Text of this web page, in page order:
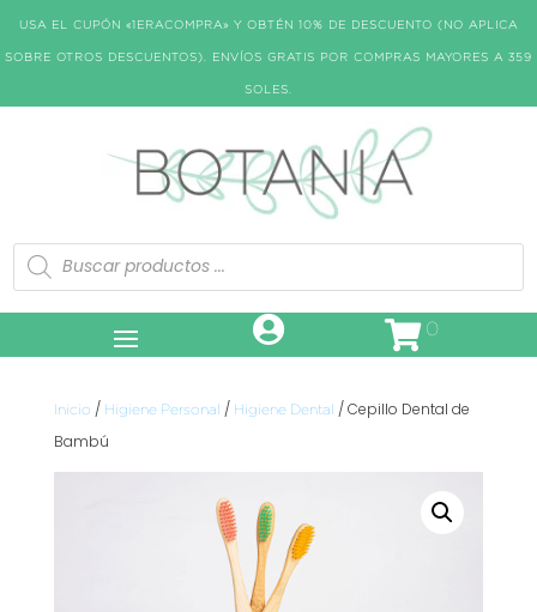
USA EL CUPÓN «1ERACOMPRA» Y OBTÉN 10% DE DESCUENTO (NO APLICA
SOBRE OTROS DESCUENTOS). ENVÍOS GRATIS POR COMPRAS MAYORES A 359
SOLES.
Búsqueda
de
productos
0
Inicio / Higiene Personal / Higiene Dental / Cepillo Dental de
Bambú